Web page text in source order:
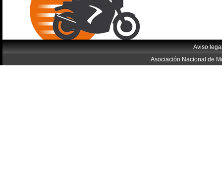
Aviso
Asociación Nacional de